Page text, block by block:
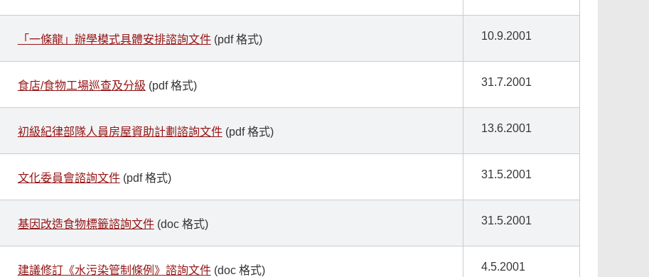
「一條龍」辦學模式具體安排諮詢文件(pdf 格式) 10.9.2001
食店/食物工場巡查及分級 (pdf 格式) 31.7.2001
初級紀律部隊人員房屋資助計劃諮詢文件(pdf 格式) 13.6.2001
文化委員會諮詢文件(pdf 格式) 31.5.2001
基因改造食物標籤諮詢文件(doc 格式) 31.5.2001
建議修訂《水污染管制條例》諮詢文件(doc 格式) 4.5.2001